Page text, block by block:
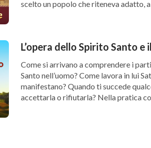
scelto un popolo che riteneva adatto,
L’opera dello Spirito Santo e
Come si arrivano a comprendere i
Santo nell’uomo? Come lavora in lui
manifestano? Quando ti succede
accettarla o rifiutarla? Nella pratica